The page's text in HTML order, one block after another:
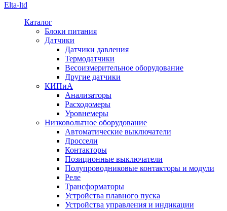
Elta-ltd
Каталог
Блоки питания
Датчики
Датчики давления
Термодатчики
Весоизмерительное оборудование
Другие датчики
КИПиА
Анализаторы
Расходомеры
Уровнемеры
Низковольтное оборудование
Автоматические выключатели
Дроссели
Контакторы
Позиционные выключатели
Полупроводниковые контакторы и модули
Реле
Трансформаторы
Устройства плавного пуска
Устройства управления и индикации